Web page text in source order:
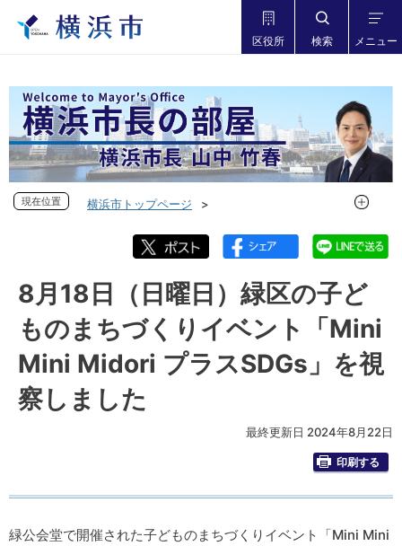
区役所 検索 メニュー
現在位置
横浜市トップページ
フォトダイアリー 2024年度
フォトダイアリー 2024年8月
8月18日（日曜日）緑区の子どものまちづくりイベント「Mini
Mini Midori プラスSDGs」を視察しました
現在位
8月18日（日曜日）緑区の子ど
ものまちづくりイベント「Mini
Mini Midori プラスSDGs」を視
察しました
最終更新日 2024年8月22日
印刷する
緑公会堂で開催された子どものまちづくりイベント「Mini Mini